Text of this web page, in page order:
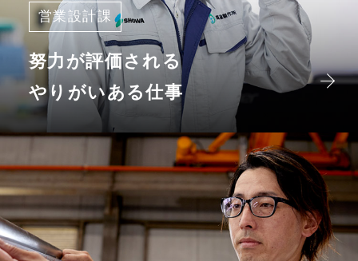
営業設計課
努力が評価される
やりがいある仕事